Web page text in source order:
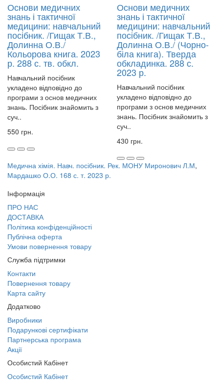
Основи медичних
знань і тактичної
медицини: навчальний
посібник. /Гищак Т.В.,
Долинна О.В./
Кольорова книга. 2023
р. 288 с. тв. обкл.
Навчальний посібник
укладено відповідно до
програми з основ медичних
знань. Посібник знайомить з
суч..
550 грн.
Основи медичних
знань і тактичної
медицини: навчальний
посібник. /Гищак Т.В.,
Долинна О.В./ (Чорно-
біла книга). Тверда
обкладинка. 288 с.
2023 р.
Навчальний посібник
укладено відповідно до
програми з основ медичних
знань. Посібник знайомить з
суч..
430 грн.
Медична хімія. Навч. посібник. Рек. МОНУ Миронович Л.М,
Мардашко О.О. 168 с. т. 2023 р.
Інформація
ПРО НАС
ДОСТАВКА
Політика конфіденційності
Публічна оферта
Умови повернення товару
Служба підтримки
Контакти
Повернення товару
Карта сайту
Додатково
Виробники
Подарункові сертифікати
Партнерська програма
Акції
Особистий Кабінет
Особистий Кабінет